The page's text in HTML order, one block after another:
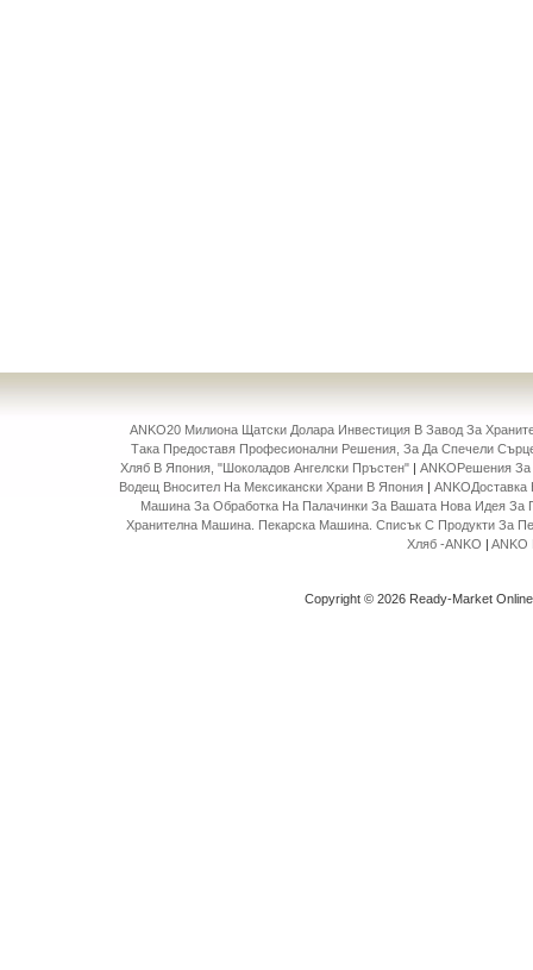
ANKO20 Милиона Щатски Долара Инвестиция В Завод За
Така Предоставя Професионални Решения, За Да Спечели
Хляб В Япония, "Шоколадов Ангелски Пръстен" |ANKOРешения
Водещ Вносител На Мексикански Храни В Япония |
Машина За Обработка На Палачинки За Вашата Нова Идея За
Хранителна Машина. Пекарска Машина. Списък С Продукти За
Хляб -ANKO |ANKO
Copyright © 2026 Ready-Market